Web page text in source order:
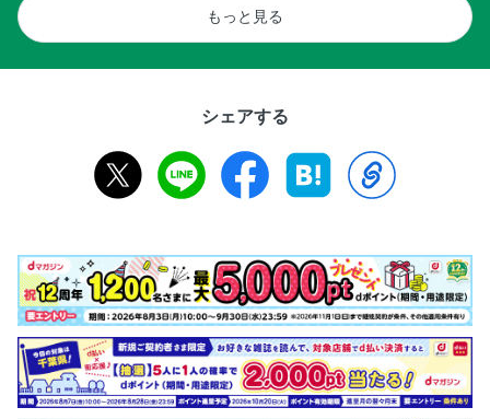
もっと見る
シェアする